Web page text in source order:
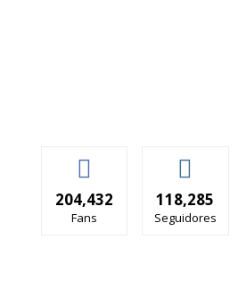
204,432
Fans
118,285
Seguidores